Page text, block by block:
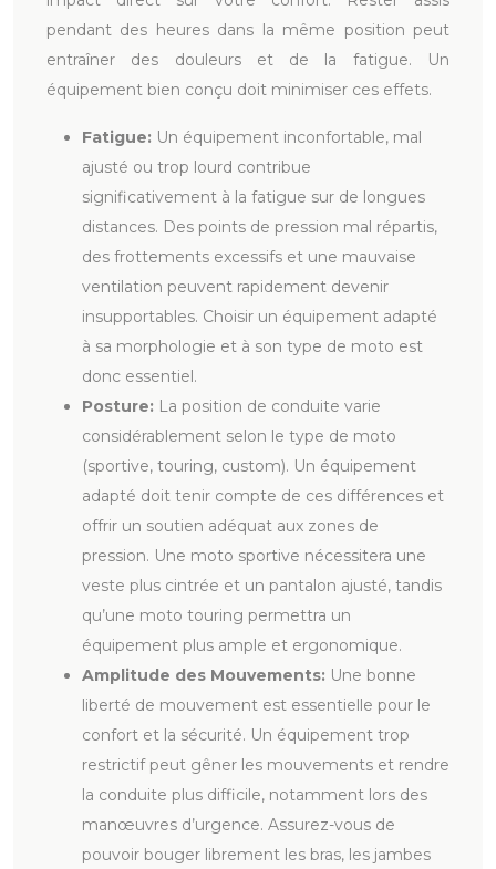
pendant des heures dans la même position peut
entraîner des douleurs et de la fatigue. Un
équipement bien conçu doit minimiser ces effets.
Fatigue: Un équipement inconfortable, mal
ajusté ou trop lourd contribue
significativement à la fatigue sur de longues
distances. Des points de pression mal répartis,
des frottements excessifs et une mauvaise
ventilation peuvent rapidement devenir
insupportables. Choisir un équipement adapté
à sa morphologie et à son type de moto est
donc essentiel.
Posture: La position de conduite varie
considérablement selon le type de moto
(sportive, touring, custom). Un équipement
adapté doit tenir compte de ces différences et
offrir un soutien adéquat aux zones de
pression. Une moto sportive nécessitera une
veste plus cintrée et un pantalon ajusté, tandis
qu’une moto touring permettra un
équipement plus ample et ergonomique.
Amplitude des Mouvements: Une bonne
liberté de mouvement est essentielle pour le
confort et la sécurité. Un équipement trop
restrictif peut gêner les mouvements et rendre
la conduite plus difficile, notamment lors des
manœuvres d’urgence. Assurez-vous de
pouvoir bouger librement les bras, les jambes